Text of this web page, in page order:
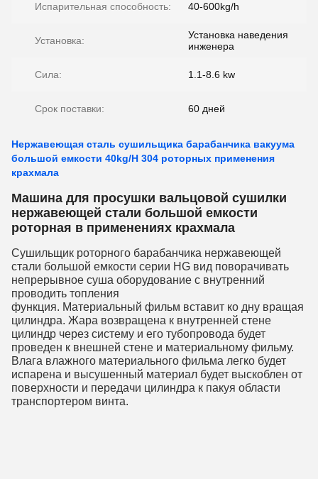
Испарительная способность: 40-600kg/h
Установка:
Установка наведения
инженера
Сила: 1.1-8.6 kw
Срок поставки: 60 дней
Нержавеющая сталь сушильщика барабанчика вакуума
большой емкости 40kg/H 304 роторных применения
крахмала
Машина для просушки вальцовой сушилки
нержавеющей стали большой емкости
роторная в применениях крахмала
Сушильщик роторного барабанчика нержавеющей
стали большой емкости серии HG вид поворачивать
непрерывное суша оборудование с внутренний
проводить топления
функция. Материальный фильм вставит ко дну вращая
цилиндра. Жара возвращена к внутренней стене
цилиндр через систему и его тубопровода будет
проведен к внешней стене и материальному фильму.
Влага влажного материального фильма легко будет
испарена и высушенный материал будет выскоблен от
поверхности и передачи цилиндра к пакуя области
транспортером винта.